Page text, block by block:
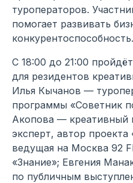
туроператоров.
помогает развивать
конкурентоспособность.
С 18:00 до 21:00
для резидентов
Илья Кычанов —
программы «Советник
Акопова — креативный
эксперт, автор
ведущая на Москва 92
«Знание»; Евгения
по публичным